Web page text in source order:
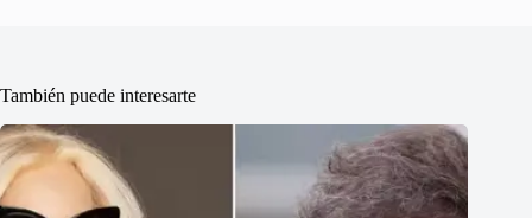
También puede interesarte